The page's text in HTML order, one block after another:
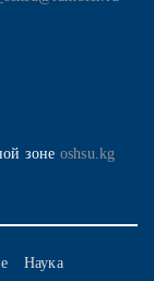
зоне oshsu.kg
Наука